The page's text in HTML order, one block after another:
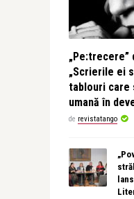
„Pe:trecere”
„Scrierile ei
tablouri care
umană în
de revistatango